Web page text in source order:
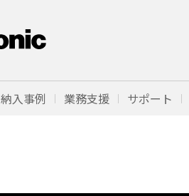
納入事例 業務支援 サポート